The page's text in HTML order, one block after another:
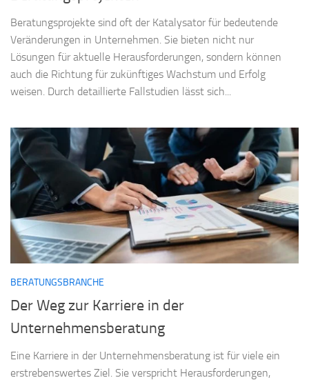
Beratungsprojekte sind oft der Katalysator für bedeutende
Veränderungen in Unternehmen. Sie bieten nicht nur
Lösungen für aktuelle Herausforderungen, sondern können
auch die Richtung für zukünftiges Wachstum und Erfolg
weisen. Durch detaillierte Fallstudien lässt sich...
BERATUNGSBRANCHE
Der Weg zur Karriere in der
Unternehmensberatung
Eine Karriere in der Unternehmensberatung ist für viele ein
erstrebenswertes Ziel. Sie verspricht Herausforderungen,